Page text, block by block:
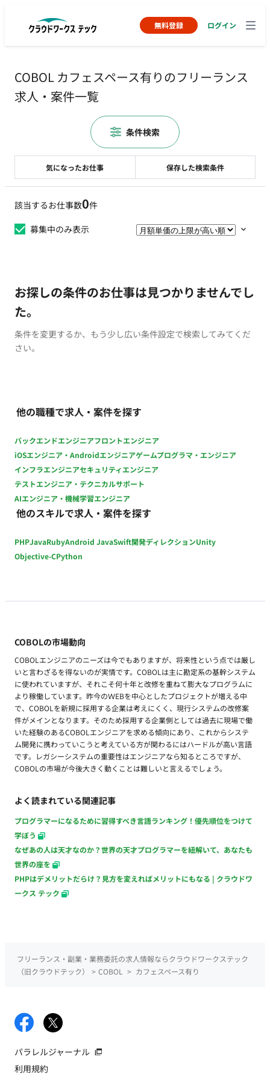
無料登録 ログイン
COBOL カフェスペース有りのフリーランス
求人・案件一覧
該当するお仕事数0件
募集中のみ表示
お探しの条件のお仕事は見つかりませんでし
た。
条件を変更するか、もう少し広い条件設定で検索してみてくだ
さい。
他の職種で求人・案件を探す
バックエンドエンジニアフロントエンジニア
iOSエンジニア・Androidエンジニアゲームプログラマ・エンジニア
インフラエンジニアセキュリティエンジニア
テストエンジニア・テクニカルサポート
AIエンジニア・機械学習エンジニア
他のスキルで求人・案件を探す
PHPJavaRubyAndroid JavaSwift開発ディレクションUnity
Objective-CPython
COBOLの市場動向
COBOLエンジニアのニーズは今でもありますが、将来性という点では厳し
いと言わざるを得ないのが実情です。COBOLは主に勘定系の基幹システム
に使われていますが、それこそ何十年と改修を重ねて膨大なプログラムに
より稼働しています。昨今のＷEBを中心としたプロジェクトが増える中
で、COBOLを新規に採用する企業は考えにくく、現行システムの改修案
件がメインとなります。そのため採用する企業側としては過去に現場で働
いた経験のあるCOBOLエンジニアを求める傾向にあり、これからシステ
ム開発に携わっていこうと考えている方が関わるにはハードルが高い言語
です。レガシーシステムの重要性はエンジニアなら知るところですが、
COBOLの市場が今後大きく動くことは難しいと言えるでしょう。
よく読まれている関連記事
プログラマーになるために習得すべき言語ランキング！優先順位をつけて
学ぼう
なぜあの人は天才なのか？世界の天才プログラマーを紐解いて、あなたも
世界の座を
PHPはデメリットだらけ？見方を変えればメリットにもなる | クラウドワ
ークス テック
気になったお仕事 保存した検索条件
条件検索
フリーランス・副業・業務委託の求人情報ならクラウドワークステック
（旧クラウドテック）
> COBOL > カフェスペース有り
パラレルジャーナル
利用規約